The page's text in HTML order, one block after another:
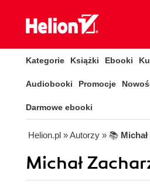
Kategorie Książki Ebooki
Audiobooki Promocje
Darmowe ebooki
Helion.pl » Autorzy » 📚
Michał